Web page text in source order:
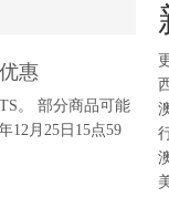
惠
。 部分商品可能
12月25日15点59